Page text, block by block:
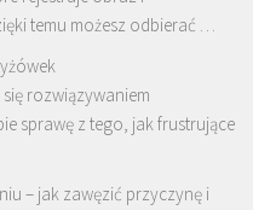
temu możesz odbierać …
rozwiązywaniem
sprawę z tego, jak frustrujące
– jak zawęzić przyczynę i